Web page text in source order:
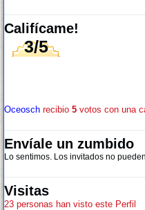
Califícame!
3/5
Oceosch recibio 5 votos con una
Envíale un zumbido
Lo sentimos. Los invitados no
Visitas
23 personas han visto este Perfil